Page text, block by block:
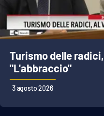
Turismo delle
"L'abbraccio"
3 agosto 2026